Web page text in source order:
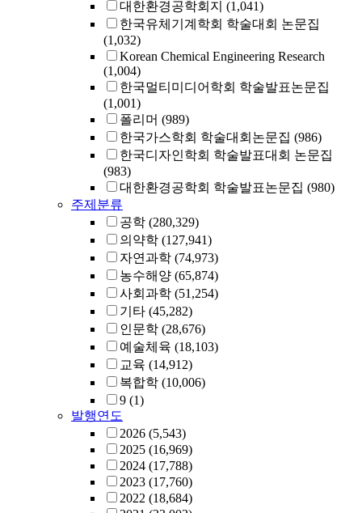
대한환경공학회지 (1,041)
한국유체기계학회 학술대회 논문집
(1,032)
Korean Chemical Engineering Research
(1,004)
한국멀티미디어학회 학술발표논문집
(1,001)
폴리머 (989)
한국가스학회 학술대회논문집 (986)
한국디자인학회 학술발표대회 논문집
(983)
대한환경공학회 학술발표논문집 (980)
주제분류
공학 (280,329)
의약학 (127,941)
자연과학 (74,973)
농수해양 (65,874)
사회과학 (51,254)
기타 (45,282)
인문학 (28,676)
예술체육 (18,103)
교육 (14,912)
복합학 (10,006)
9 (1)
발행연도
2026 (5,543)
2025 (16,969)
2024 (17,788)
2023 (17,760)
2022 (18,684)